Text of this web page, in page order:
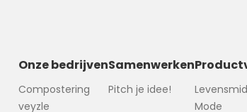
Onze bedrijven
Compostering
veyzle
Samenwerken
Pitch je idee!
Mode